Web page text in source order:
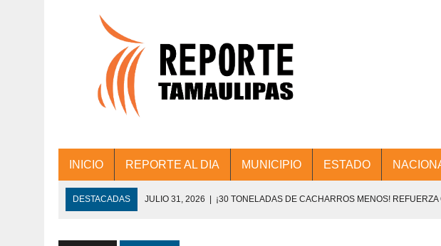
INICIO REPORTE AL DIA MUNICIPIO ESTADO
DESTACADAS JULIO 31, 2026 | ¡30 TONELADAS DE CACHARROS MENOS!